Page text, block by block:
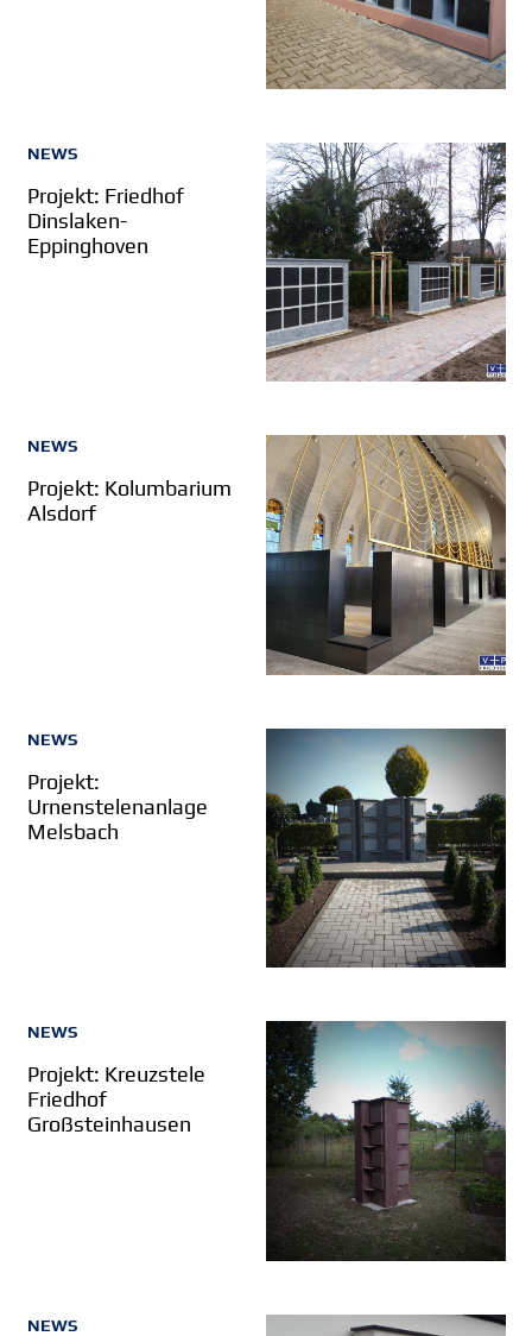
NEWS
Projekt: Friedhof
Dinslaken-
Eppinghoven
NEWS
Projekt: Kolumbarium
Alsdorf
NEWS
Projekt:
Urnenstelenanlage
Melsbach
NEWS
Projekt: Kreuzstele
Friedhof
Großsteinhausen
NEWS